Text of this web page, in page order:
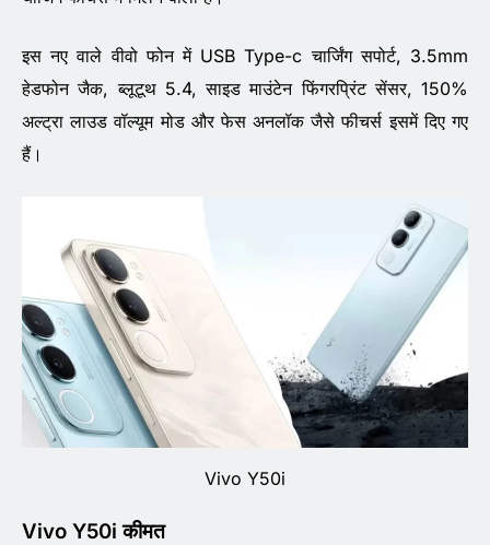
इस नए वाले वीवो फोन में USB Type-c चार्जिंग सपोर्ट, 3.5mm
हेडफोन जैक, ब्लूटूथ 5.4, साइड माउंटेन फिंगरप्रिंट सेंसर, 150%
अल्ट्रा लाउड वॉल्यूम मोड और फेस अनलॉक जैसे फीचर्स इसमें दिए गए
हैं।
Vivo Y50i
Vivo Y50i कीमत